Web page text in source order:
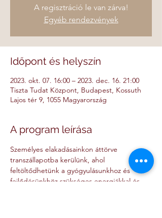
A regisztráció le van zárva!
Egyéb rendezvények
Időpont és helyszín
2023. okt. 07. 16:00 – 2023. dec. 16. 21:00
Tiszta Tudat Központ, Budapest, Kossuth
Lajos tér 9, 1055 Magyarország
A program leírása
Személyes elakadásainkon áttörve
transzállapotba kerülünk, ahol
feltöltődhetünk a gyógyulásunkhoz és
fejlődésünkhöz szükséges energiákkal és